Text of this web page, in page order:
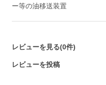
ー等の油移送装置
レビューを見る(0件)
レビューを投稿